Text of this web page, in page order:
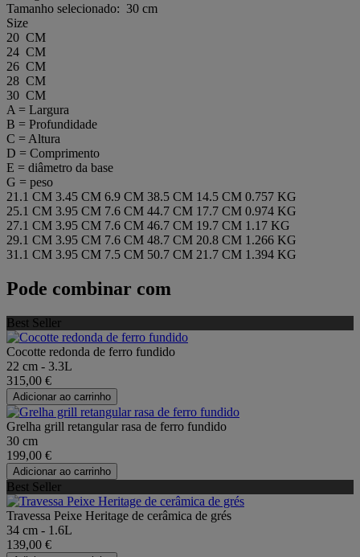
Tamanho selecionado: 30 cm
Size
20 CM
24 CM
26 CM
28 CM
30 CM
A = Largura
B = Profundidade
C = Altura
D = Comprimento
E = diâmetro da base
G = peso
21.1 CM 3.45 CM 6.9 CM 38.5 CM 14.5 CM 0.757 KG
25.1 CM 3.95 CM 7.6 CM 44.7 CM 17.7 CM 0.974 KG
27.1 CM 3.95 CM 7.6 CM 46.7 CM 19.7 CM 1.17 KG
29.1 CM 3.95 CM 7.6 CM 48.7 CM 20.8 CM 1.266 KG
31.1 CM 3.95 CM 7.5 CM 50.7 CM 21.7 CM 1.394 KG
Pode combinar com
Best Seller
Cocotte redonda de ferro fundido
22 cm - 3.3L
315,00 €
Adicionar ao carrinho
Grelha grill retangular rasa de ferro fundido
30 cm
199,00 €
Adicionar ao carrinho
Best Seller
Travessa Peixe Heritage de cerâmica de grés
34 cm - 1.6L
139,00 €